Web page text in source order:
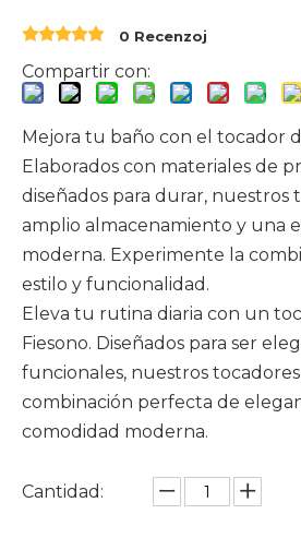
0 Recenzoj
Compartir con:
Mejora tu baño con el tocador
Elaborados con materiales de
diseñados para durar, nuestros
amplio almacenamiento y una
moderna. Experimente la
estilo y funcionalidad.
Eleva tu rutina diaria con un
Fiesono. Diseñados para ser
funcionales, nuestros
combinación perfecta de
comodidad moderna.
Cantidad: